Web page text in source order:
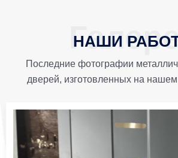
НАШИ
Последние фотографии
дверей, изготовленных на